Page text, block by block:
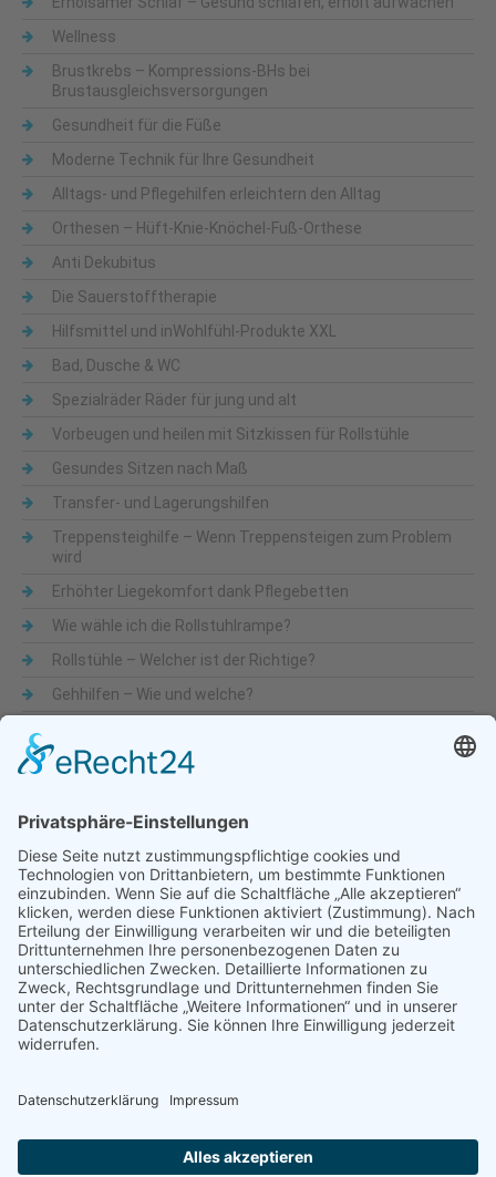
Wellness
Brustkrebs – Kompressions-BHs bei
Brustausgleichsversorgungen
Gesundheit für die Füße
Moderne Technik für Ihre Gesundheit
Alltags- und Pflegehilfen erleichtern den Alltag
Orthesen – Hüft-Knie-Knöchel-Fuß-Orthese
Anti Dekubitus
Die Sauerstofftherapie
Hilfsmittel und inWohlfühl-Produkte XXL
Bad, Dusche & WC
Spezialräder Räder für jung und alt
Vorbeugen und heilen mit Sitzkissen für Rollstühle
Gesundes Sitzen nach Maß
Transfer- und Lagerungshilfen
Treppensteighilfe – Wenn Treppensteigen zum Problem
wird
Erhöhter Liegekomfort dank Pflegebetten
Wie wähle ich die Rollstuhlrampe?
Rollstühle – Welcher ist der Richtige?
Gehhilfen – Wie und welche?
Beliebte Themen
Adaptionsmöglichkeit Aktiv-Rollstühle Alltagshilfen Alltagshilfen
für die Küche Automatische Türöffner Bad Bandscheibe Besteck
Bettenmachen
Bewegungseingeschränkung
druckentlastende Matratze Dusche & WC Fixierbrett
Füße Gehfähigkeit
Lendenbogen Liegelage mobile Treppensteighilfe
Rollstuhlfahrer
Rückenschmerzen Schlafunterlage Schnabelbecher Seniorenbetten Sport-Rollstühle